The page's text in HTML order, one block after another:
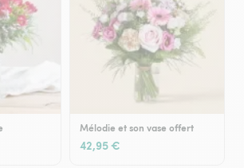
Mélodie et son vase offert
42,95 €